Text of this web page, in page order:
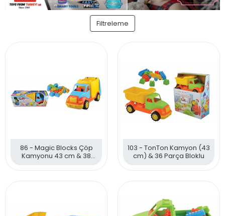
Filtreleme
86 - Magic Blocks Çöp
Kamyonu 43 cm & 38
103 - TonTon Kamyon (43
cm) & 36 Parça Bloklu